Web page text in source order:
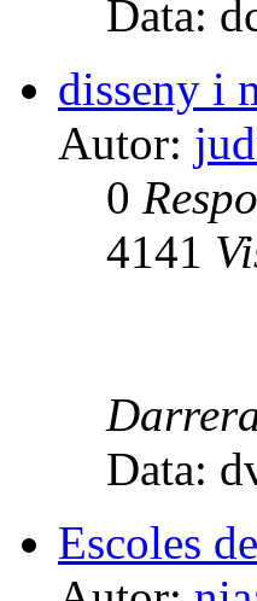
Data:
disseny i
Autor:
0
4141
Data:
Escoles